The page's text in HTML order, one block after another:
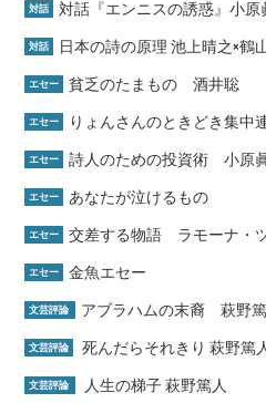
対話 対話『エンニスの誘惑』小原
対話 日本の詩の原理 池上晴之×鶴
エセー 貧乏のたまもの 酒井聡
エセー りょんさんのときどき集中
エセー 詩人のための投資術 小原
エセー あなたが泣けるもの
エセー 交差する物語 ラモーナ・
エセー 金魚エセー
文芸評論 アブラハムの末裔 萩野
文芸評論 死んだらそれきり 萩野篤
文芸評論 人生の梯子 萩野篤人